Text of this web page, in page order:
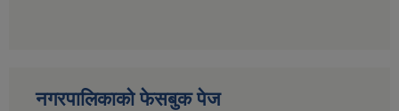
नगरपालिकाको फेसबुक पेज